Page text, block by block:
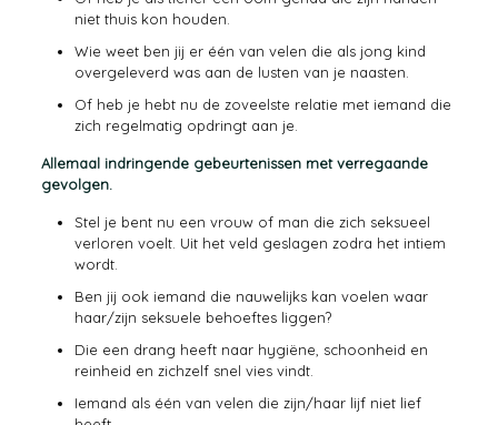
niet thuis kon houden.
Wie weet ben jij er één van velen die als jong kind
overgeleverd was aan de lusten van je naasten.
Of heb je hebt nu de zoveelste relatie met iemand die
zich regelmatig opdringt aan je.
Allemaal indringende gebeurtenissen met verregaande
gevolgen.
Stel je bent nu een vrouw of man die zich seksueel
verloren voelt. Uit het veld geslagen zodra het intiem
wordt.
Ben jij ook iemand die nauwelijks kan voelen waar
haar/zijn seksuele behoeftes liggen?
Die een drang heeft naar hygiëne, schoonheid en
reinheid en zichzelf snel vies vindt.
Iemand als één van velen die zijn/haar lijf niet lief